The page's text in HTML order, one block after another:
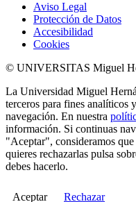
Aviso Legal
Protección de Datos
Accesibilidad
Cookies
© UNIVERSITAS Miguel
La Universidad Miguel
terceros para fines analíticos
navegación. En nuestra
información. Si continuas
"Aceptar", consideramos
quieres rechazarlas pulsa
debes hacerlo.
Aceptar Rechazar